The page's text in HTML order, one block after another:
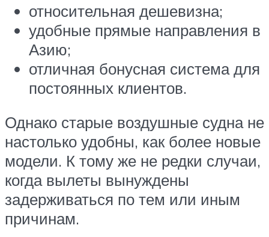
относительная дешевизна;
удобные прямые направления в
Азию;
отличная бонусная система для
постоянных клиентов.
Однако старые воздушные судна не
настолько удобны, как более новые
модели. К тому же не редки случаи,
когда вылеты вынуждены
задерживаться по тем или иным
причинам.